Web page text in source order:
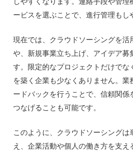
ービスを選ぶことで、進行管理もし
現在では、クラウドソーシングを活
や、新規事業立ち上げ、アイデア募
す。限定的なプロジェクトだけでな
を築く企業も少なくありません。業
ードバックを行うことで、信頼関係
つなげることも可能です。
このように、クラウドソーシングは
え、企業活動や個人の働き方を支え